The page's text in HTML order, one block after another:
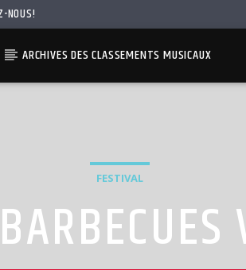
NOUS!
ARCHIVES DES CLASSEMENTS MUSICAUX
FESTIVAL